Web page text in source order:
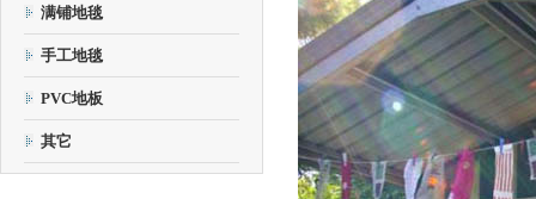
满铺地毯
手工地毯
PVC地板
其它